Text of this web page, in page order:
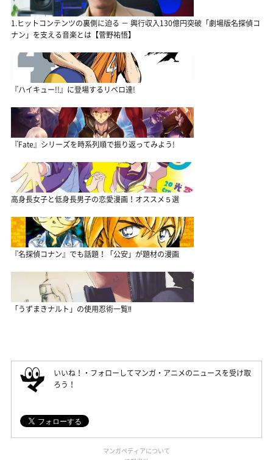
1.ヒットコンテンツの裏側に迫る － 興行収入130億円突破「劇場版名探偵コ
ナン」を支える音楽とは【菅野祐悟】
『ハイキュー!!』に登場するリベロ達!
『Fate』シリーズを時系列順で振り返ってみよう!
高身長女子と低身長男子の恋愛漫画！オススメ５選
『名探偵コナン』でも話題！「公安」が題材の漫画
「うずまきナルト」の使用忍術一覧‼
いいね！・フォローしてマンガ・アニメのニュースを受け取
ろう！
マンガペディアについて